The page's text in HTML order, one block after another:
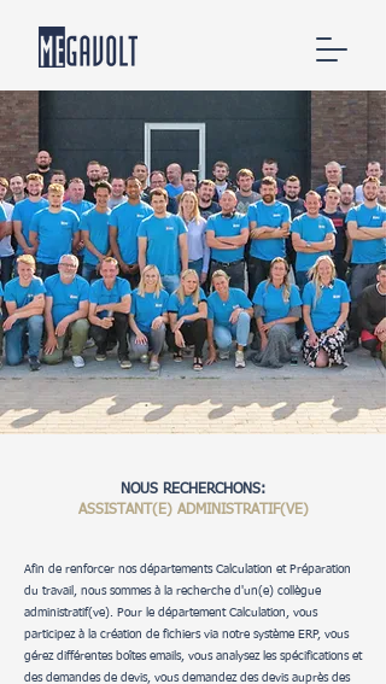
NOUS RECHERCHONS:
ASSISTANT(E) ADMINISTRATIF(VE)
Afin de renforcer nos départements Calculation et Préparation
du travail, nous sommes à la recherche d'un(e) collègue
administratif(ve). Pour le département Calculation, vous
participez à la création de fichiers via notre système ERP, vous
gérez différentes boîtes emails, vous analysez les spécifications et
des demandes de devis, vous demandez des devis auprès des